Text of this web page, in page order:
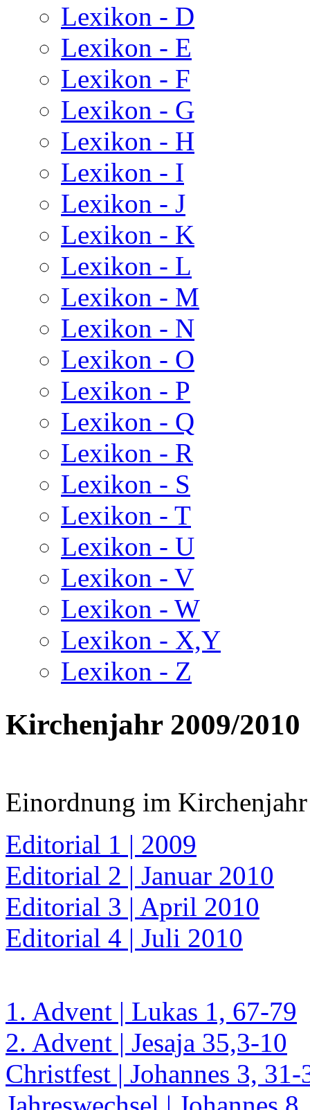
Lexikon - D
Lexikon - E
Lexikon - F
Lexikon - G
Lexikon - H
Lexikon - I
Lexikon - J
Lexikon - K
Lexikon - L
Lexikon - M
Lexikon - N
Lexikon - O
Lexikon - P
Lexikon - Q
Lexikon - R
Lexikon - S
Lexikon - T
Lexikon - U
Lexikon - V
Lexikon - W
Lexikon - X,Y
Lexikon - Z
Kirchenjahr 2009/2010
Einordnung im
Editorial 1 | 2009
Editorial 2 | Januar 2010
Editorial 3 | April 2010
Editorial 4 | Juli 2010
1. Advent | Lukas 1, 67-79
2. Advent | Jesaja 35,3-10
Christfest | Johannes 3, 31-